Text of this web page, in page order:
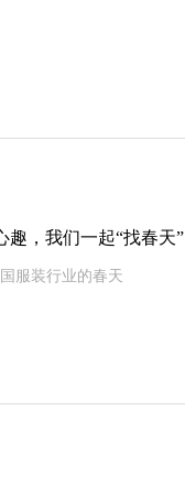
趣，我们一起“找春天”
服装行业的春天